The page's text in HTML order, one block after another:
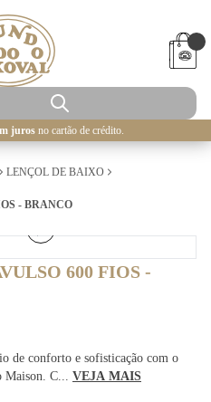
juros no cartão de crédito.
LENÇOL DE BAIXO
- BRANCO
600 FIOS -
de conforto e sofisticação com o
Maison. C... VEJA MAIS